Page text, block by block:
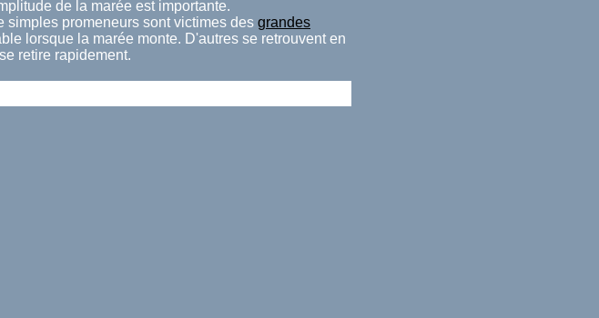
de la marée est importante.
simples promeneurs sont victimes des grandes
lorsque la marée monte. D'autres se retrouvent en
retire rapidement.